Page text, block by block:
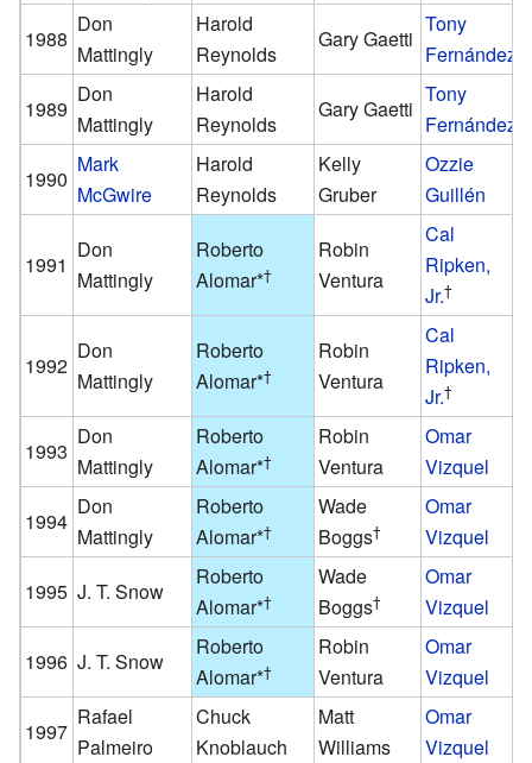
1988
Don
Mattingly
Harold
Reynolds
Gary Gaetti
Tony
Fernández
1989
Don
Mattingly
Harold
Reynolds
Gary Gaetti
Tony
Fernández
1990
Mark
McGwire
Harold
Reynolds
Kelly
Gruber
Ozzie
Guillén
1991
Don
Mattingly
Roberto
Alomar*†
Robin
Ventura
Cal
Ripken,
Jr.†
1992
Don
Mattingly
Roberto
Alomar*†
Robin
Ventura
Cal
Ripken,
Jr.†
1993
Don
Mattingly
Roberto
Alomar*†
Robin
Ventura
Omar
Vizquel
1994
Don
Mattingly
Roberto
Alomar*†
Wade
Boggs†
Omar
Vizquel
1995 J. T. Snow
Roberto
Alomar*†
Wade
Boggs†
Omar
Vizquel
1996 J. T. Snow
Roberto
Alomar*†
Robin
Ventura
Omar
Vizquel
1997
Rafael
Palmeiro
Chuck
Knoblauch
Matt
Williams
Omar
Vizquel